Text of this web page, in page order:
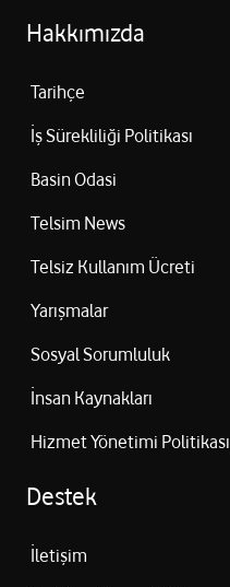
Hakkımızda
Tarihçe
İş Sürekliliği Politikası
Basin Odasi
Telsim News
Telsiz Kullanım Ücreti
Yarışmalar
Sosyal Sorumluluk
İnsan Kaynakları
Hizmet Yönetimi Politikası
Destek
İletişim